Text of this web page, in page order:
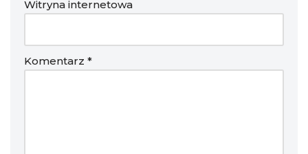
Witryna internetowa
Komentarz *